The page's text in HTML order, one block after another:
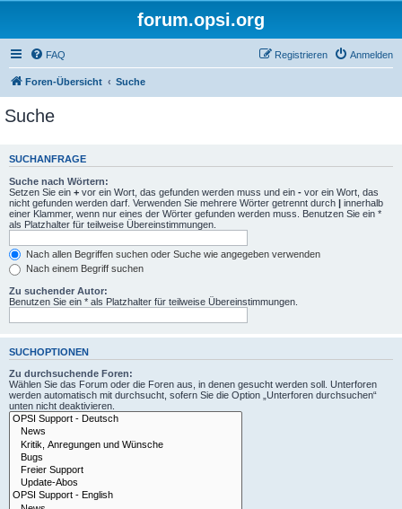
forum.opsi.org
FAQ Anmelden
Registrieren
Foren-Übersicht Suche
Suche
SUCHANFRAGE
Suche nach Wörtern:
Setzen Sie ein + vor ein Wort, das gefunden werden muss und ein - vor ein Wort, das
nicht gefunden werden darf. Verwenden Sie mehrere Wörter getrennt durch | innerhalb
einer Klammer, wenn nur eines der Wörter gefunden werden muss. Benutzen Sie ein *
als Platzhalter für teilweise Übereinstimmungen.
Nach allen Begriffen suchen oder Suche wie angegeben verwenden
Nach einem Begriff suchen
Zu suchender Autor:
Benutzen Sie ein * als Platzhalter für teilweise Übereinstimmungen.
SUCHOPTIONEN
Zu durchsuchende Foren:
Wählen Sie das Forum oder die Foren aus, in denen gesucht werden soll. Unterforen
werden automatisch mit durchsucht, sofern Sie die Option „Unterforen durchsuchen“
unten nicht deaktivieren.